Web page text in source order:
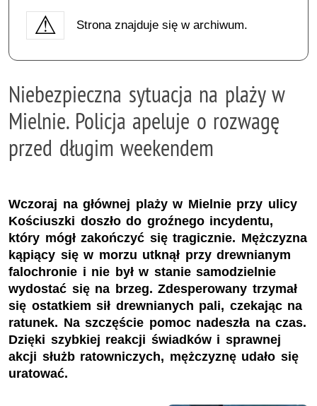
Strona znajduje się w archiwum.
Niebezpieczna sytuacja na plaży w
Mielnie. Policja apeluje o rozwagę
przed długim weekendem
Wczoraj na głównej plaży w Mielnie przy ulicy
Kościuszki doszło do groźnego incydentu,
który mógł zakończyć się tragicznie. Mężczyzna
kąpiący się w morzu utknął przy drewnianym
falochronie i nie był w stanie samodzielnie
wydostać się na brzeg. Zdesperowany trzymał
się ostatkiem sił drewnianych pali, czekając na
ratunek. Na szczęście pomoc nadeszła na czas.
Dzięki szybkiej reakcji świadków i sprawnej
akcji służb ratowniczych, mężczyznę udało się
uratować.